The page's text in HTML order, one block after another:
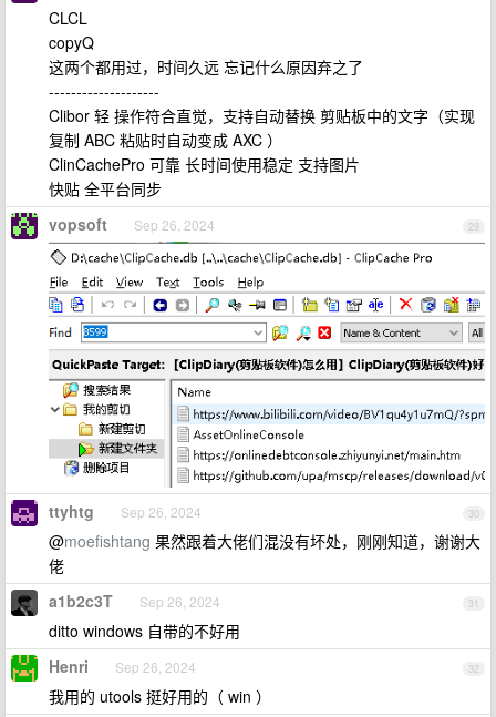
CLCL
copyQ
这两个都用过，时间久远 忘记什么原因弃之了
--------------------
Clibor 轻 操作符合直觉，支持自动替换 剪贴板中的文字（实现
复制 ABC 粘贴时自动变成 AXC ）
ClinCachePro 可靠 长时间使用稳定 支持图片
快贴 全平台同步
29
vopsoft Sep 26, 2024
30
ttyhtg Sep 26, 2024
@moefishtang 果然跟着大佬们混没有坏处，刚刚知道，谢谢大
佬
31
a1b2c3T Sep 26, 2024
ditto windows 自带的不好用
32
Henri Sep 26, 2024
我用的 utools 挺好用的（ win ）